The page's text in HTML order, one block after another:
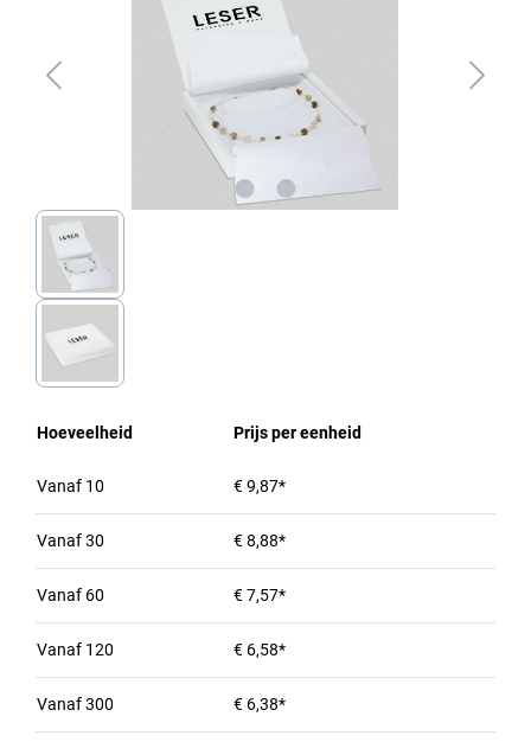
Hoeveelheid Prijs per eenheid
Vanaf 10 € 9,87*
Vanaf30 € 8,88*
Vanaf 60 € 7,57*
Vanaf 120 € 6,58*
Vanaf300 € 6,38*